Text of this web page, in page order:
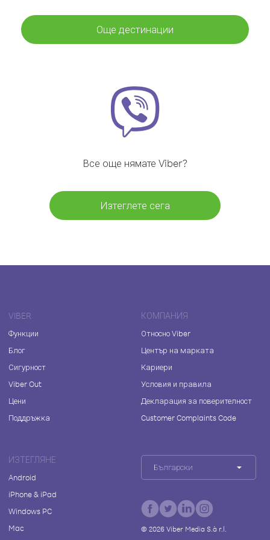
Още дестинации
Все още нямате Viber?
Изтеглете сега
VIBER
Функции
Блог
Сигурност
Viber Out
Цени
Поддръжка
КОМПАНИЯ
Относно Viber
Център на марката
Кариери
Условия и правила
Декларация за поверителност
Customer Complaints Code
ИЗТЕГЛЯНЕ
Android
iPhone & iPad
Windows PC
Mac
Български
© 2026Viber Media S.à r.l.